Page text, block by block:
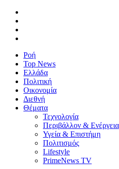
Ροή
Top News
Ελλάδα
Πολιτική
Οικονομία
Διεθνή
Θέματα
Τεχνολογία
Περιβάλλον & Ενέργεια
Υγεία & Επιστήμη
Πολιτισμός
Lifestyle
PrimeNews TV